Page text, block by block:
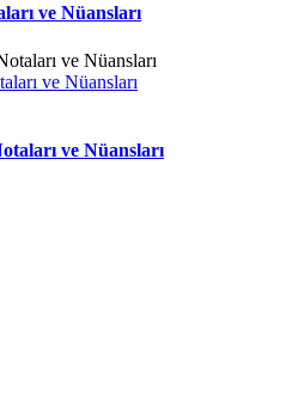
ve Nüansları
ve Nüansları
ve Nüansları